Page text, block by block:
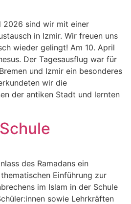
2026 sind wir mit einer
in Izmir. Wir freuen uns
wieder gelingt! Am 10. April
Der Tagesausflug war für
und Izmir ein besonderes
wir die
der antiken Stadt und lernten
des Ramadans ein
Einführung zur
im Islam in der Schule
sowie Lehrkräften